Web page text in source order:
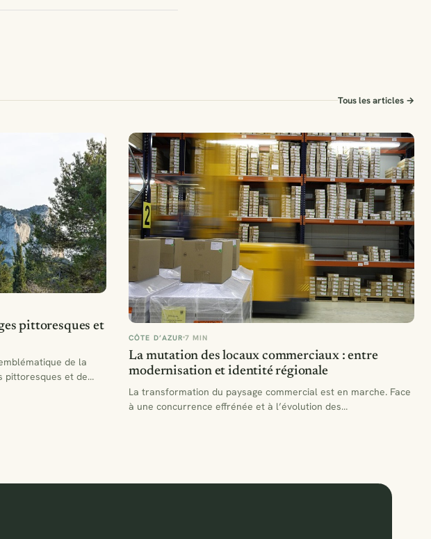
Tous les articles →
pittoresques et
de la
pittoresques et de
CÔTE D’AZUR 7 MIN
La mutation des locaux commerciaux : entre
modernisation et identité régionale
La transformation du paysage commercial est en marche. Face
à une concurrence effrénée et à l’évolution des